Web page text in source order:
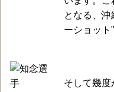
となる、
ーショット
そして幾度